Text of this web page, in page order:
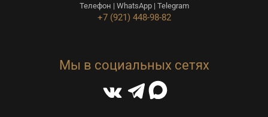
Телефон | WhatsApp | Telegram
+7 (921) 448-98-82
Мы в социальных сетях